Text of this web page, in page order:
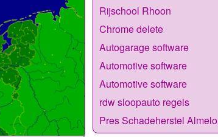
Rijschool Rhoon
Chrome delete
Autogarage software
Automotive software
Automotive software
rdw sloopauto regels
Pres Schadeherstel Almelo